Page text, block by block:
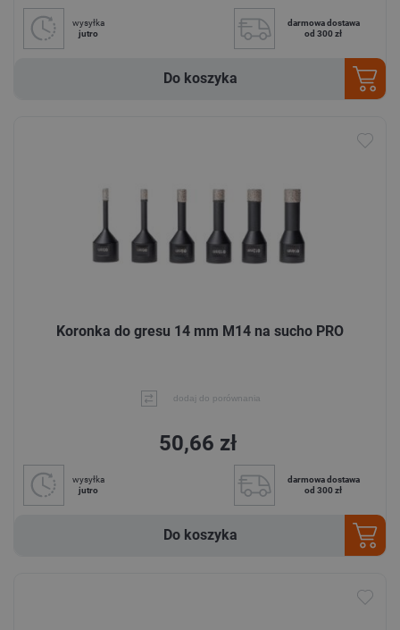
wysyłka
jutro
darmowa dostawa
od 300 zł
Do koszyka
Koronka do gresu 14 mm M14 na sucho PRO
dodaj do porównania
50,66 zł
wysyłka
jutro
darmowa dostawa
od 300 zł
Do koszyka